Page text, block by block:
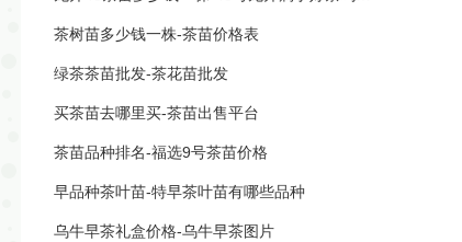
茶树苗多少钱一株-茶苗价格表
绿茶茶苗批发-茶花苗批发
买茶苗去哪里买-茶苗出售平台
茶苗品种排名-福选9号茶苗价格
早品种茶叶苗-特早茶叶苗有哪些品种
乌牛早茶礼盒价格-乌牛早茶图片